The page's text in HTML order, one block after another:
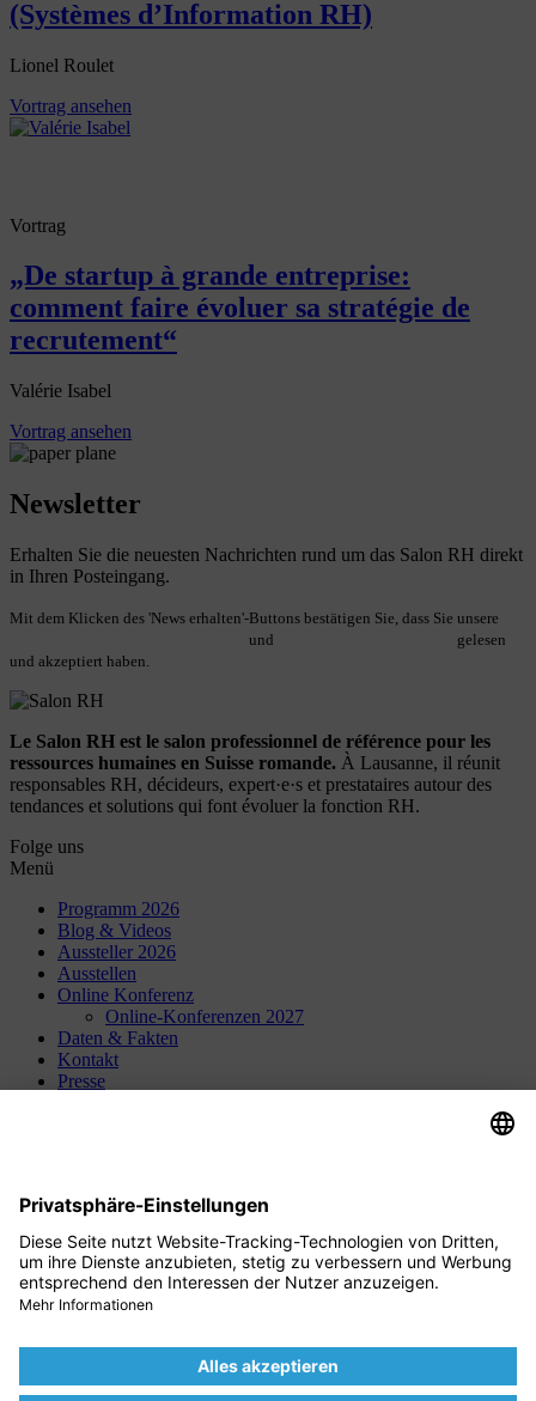
(Systèmes d’Information RH)
Lionel Roulet
Vortrag ansehen
Vortrag
„De startup à grande entreprise:
comment faire évoluer sa stratégie de
recrutement“
Valérie Isabel
Vortrag ansehen
Newsletter
Erhalten Sie die neuesten Nachrichten rund um das Salon RH direkt
in Ihren Posteingang.
Mit dem Klicken des 'News erhalten'-Buttons bestätigen Sie, dass Sie unsere
und
gelesen
und akzeptiert haben.
Le Salon RH est le salon professionnel de référence pour les
ressources humaines en Suisse romande. À Lausanne, il réunit
responsables RH, décideurs, expert·e·s et prestataires autour des
tendances et solutions qui font évoluer la fonction RH.
Folge uns
Menü
Programm 2026
Blog & Videos
Aussteller 2026
Ausstellen
Online Konferenz
Online-Konferenzen 2027
Daten & Fakten
Kontakt
Presse
HRM Institute GmbH & Co. KG
Rheinkaistr. 2 68159 Mannheim
Tel.:+49 (0)621 40 166 – 0
HRM Institute